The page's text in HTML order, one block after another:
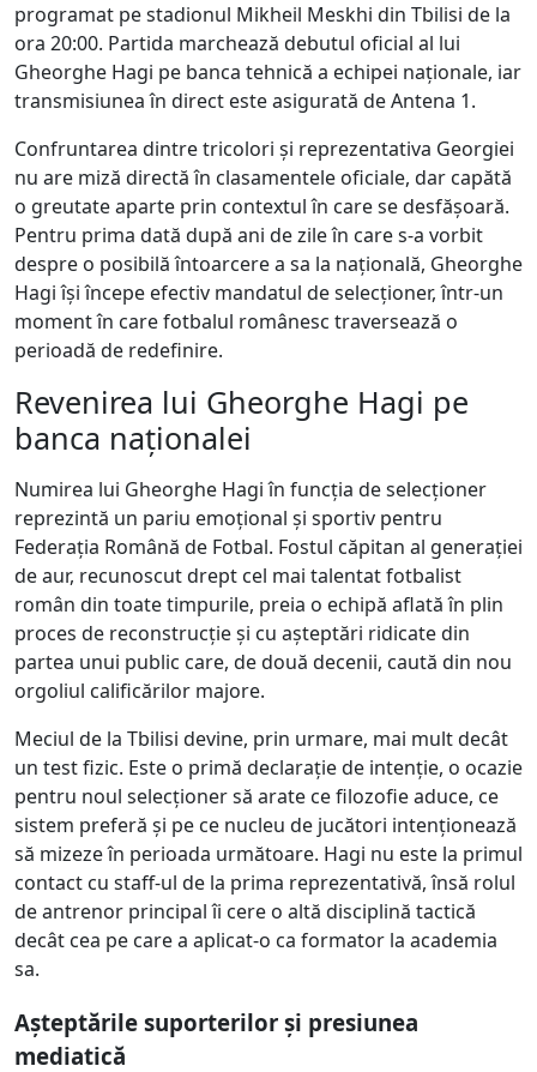
programat pe stadionul Mikheil Meskhi din Tbilisi de la
ora 20:00. Partida marchează debutul oficial al lui
Gheorghe Hagi pe banca tehnică a echipei naționale, iar
transmisiunea în direct este asigurată de Antena 1.
Confruntarea dintre tricolori și reprezentativa Georgiei
nu are miză directă în clasamentele oficiale, dar capătă
o greutate aparte prin contextul în care se desfășoară.
Pentru prima dată după ani de zile în care s-a vorbit
despre o posibilă întoarcere a sa la națională, Gheorghe
Hagi își începe efectiv mandatul de selecționer, într-un
moment în care fotbalul românesc traversează o
perioadă de redefinire.
Revenirea lui Gheorghe Hagi pe
banca naționalei
Numirea lui Gheorghe Hagi în funcția de selecționer
reprezintă un pariu emoțional și sportiv pentru
Federația Română de Fotbal. Fostul căpitan al generației
de aur, recunoscut drept cel mai talentat fotbalist
român din toate timpurile, preia o echipă aflată în plin
proces de reconstrucție și cu așteptări ridicate din
partea unui public care, de două decenii, caută din nou
orgoliul calificărilor majore.
Meciul de la Tbilisi devine, prin urmare, mai mult decât
un test fizic. Este o primă declarație de intenție, o ocazie
pentru noul selecționer să arate ce filozofie aduce, ce
sistem preferă și pe ce nucleu de jucători intenționează
să mizeze în perioada următoare. Hagi nu este la primul
contact cu staff-ul de la prima reprezentativă, însă rolul
de antrenor principal îi cere o altă disciplină tactică
decât cea pe care a aplicat-o ca formator la academia
sa.
Așteptările suporterilor și presiunea
mediatică